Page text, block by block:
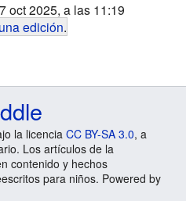
oct 2025, a las 11:19
edición.
la licencia CC BY-SA 3.0, a
Los artículos de la
contenido y hechos
para niños. Powered by